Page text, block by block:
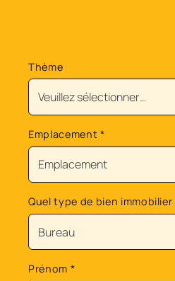
Thème
Emplacement *
Quel type de bien
Prénom *